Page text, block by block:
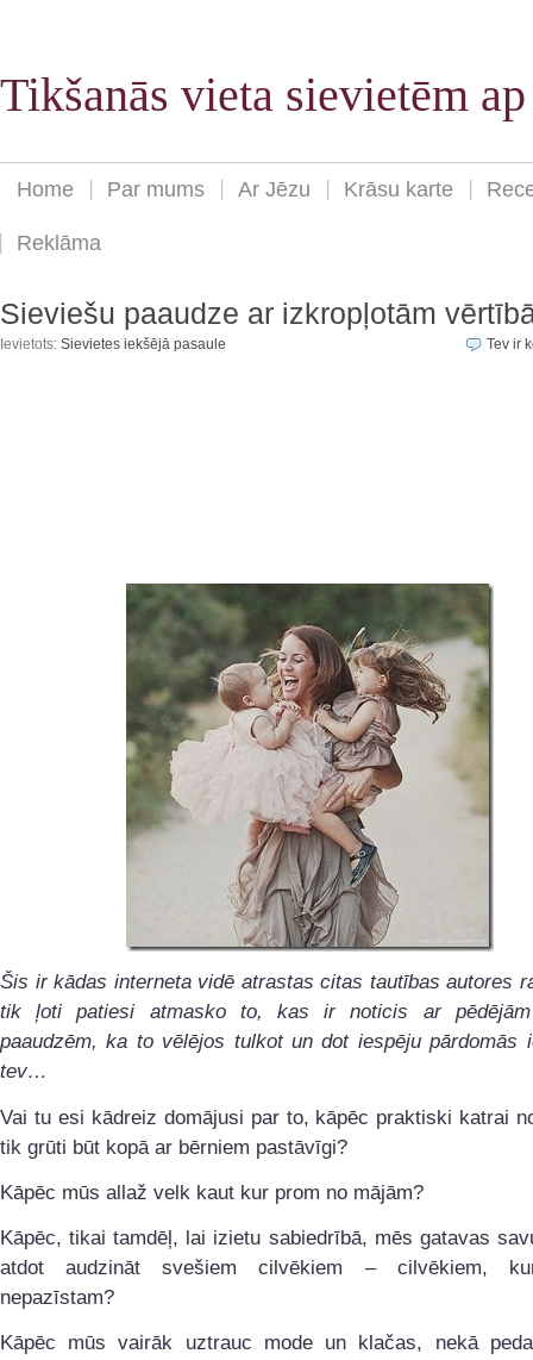
Tikšanās vieta sievietēm
Home Par mums Ar Jēzu Krāsu karte
Reklāma
Sieviešu paaudze ar izkropļotām
Ievietots: Sievietes iekšējā pasaule Tev ir
Šis ir kādas interneta vidē atrastas citas tautības autores
tik ļoti patiesi atmasko to, kas ir noticis ar pēdējām
paaudzēm, ka to vēlējos tulkot un dot iespēju pārdomās
tev…
Vai tu esi kādreiz domājusi par to, kāpēc praktiski katrai
tik grūti būt kopā ar bērniem pastāvīgi?
Kāpēc mūs allaž velk kaut kur prom no mājām?
Kāpēc, tikai tamdēļ, lai izietu sabiedrībā, mēs gatavas
atdot audzināt svešiem cilvēkiem – cilvēkiem,
nepazīstam?
Kāpēc mūs vairāk uztrauc mode un klačas, nekā